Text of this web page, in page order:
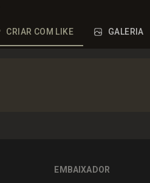
CRIAR COM LIKE GALERIA
EMBAIXADOR